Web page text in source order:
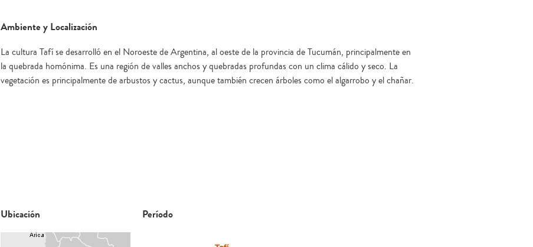
Ambiente y Localización
La cultura Tafí se desarrolló en el Noroeste de Argentina, al oeste de la provincia de Tucumán, principalmente en
la quebrada homónima. Es una región de valles anchos y quebradas profundas con un clima cálido y seco. La
vegetación es principalmente de arbustos y cactus, aunque también crecen árboles como el algarrobo y el chañar.
Ubicación Período